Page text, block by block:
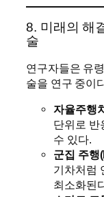
8. 미래의 해
술
연구자들은 유
술을 연구 중이
자율주행
단위로 반
수 있다.
군집 주
기차처럼
최소화된